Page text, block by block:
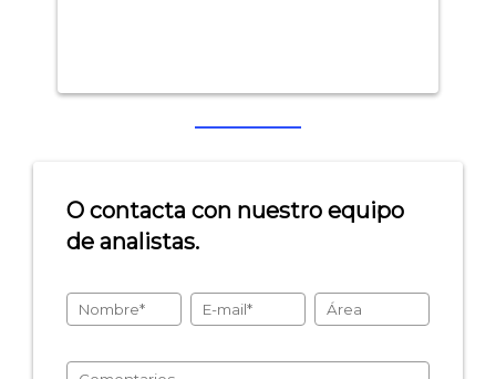
O contacta con nuestro equipo
de analistas.